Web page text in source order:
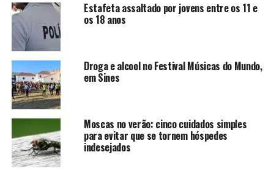
Estafeta assaltado por jovens entre os 11 e
os 18 anos
Droga e alcool no Festival Músicas do Mundo,
em Sines
Moscas no verão: cinco cuidados simples
para evitar que se tornem hóspedes
indesejados